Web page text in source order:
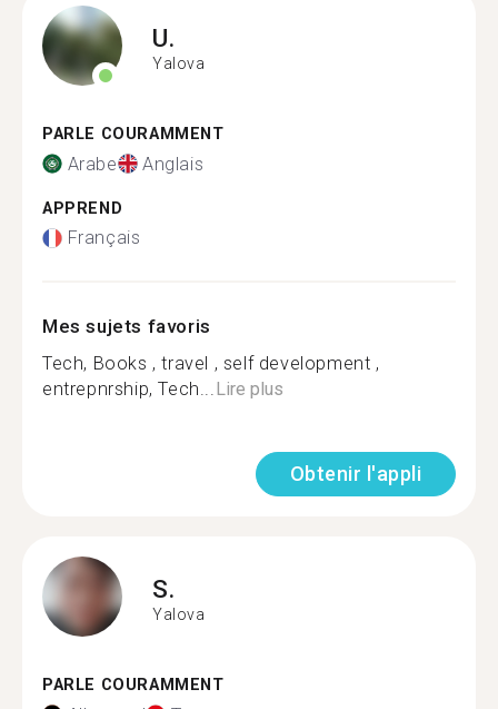
U.
Yalova
PARLE COURAMMENT
Arabe Anglais
APPREND
Français
Mes sujets favoris
Tech, Books , travel , self development ,
entrepnrship, Tech...Lire plus
Obtenir l'appli
S.
Yalova
PARLE COURAMMENT